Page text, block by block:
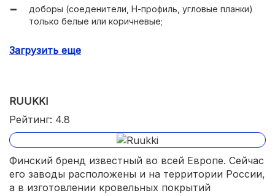
доборы (соеденители, Н-профиль, угловые планки)
только белые или коричневые;
Загрузить еще
RUUKKI
Рейтинг: 4.8
Финский бренд известный во всей Европе. Сейчас
его заводы расположены и на территории России,
а в изготовлении кровельных покрытий